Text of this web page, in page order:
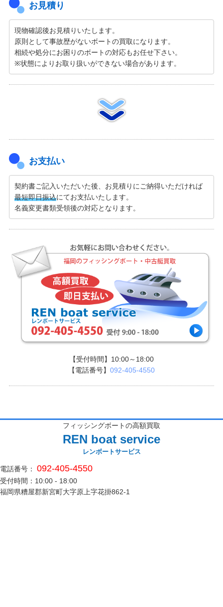
お見積り
現物確認後お見積りいたします。
原則として事故歴がないボートの買取になります。
相続や処分にお困りのボートの対応もお任せ下さい。
※状態によりお取り扱いができない場合があります。
お支払い
契約書ご記入いただいた後、お見積りにご納得いただければ
最短即日振込にてお支払いたします。
名義変更書類受領後の対応となります。
【受付時間】10:00～18:00
【電話番号】 092-405-4550
フィッシングボートの高額買取
REN boat service
レンボートサービス
電話番号： 092-405-4550
受付時間：10:00 - 18:00
福岡県糟屋郡新宮町大字原上字花掛862-1